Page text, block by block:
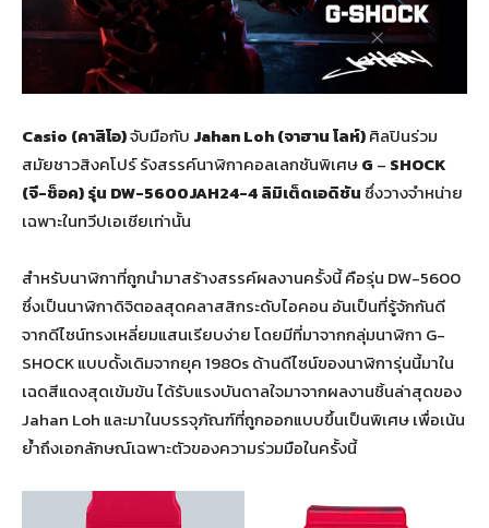
Casio (คาสิโอ)จับมือกับ Jahan Loh(จาฮาน โลห์)ศิลปินร่วม
สมัยชาวสิงคโปร์ รังสรรค์นาฬิกาคอลเลกชันพิเศษG – SHOCK
(จี-ช็อค) รุ่น DW-5600JAH24-4ลิมิเต็ดเอดิชัน ซึ่งวางจำหน่าย
เฉพาะในทวีปเอเชียเท่านั้น
สำหรับนาฬิกาที่ถูกนำมาสร้างสรรค์ผลงานครั้งนี้ คือรุ่น DW-5600
ซึ่งเป็นนาฬิกาดิจิตอลสุดคลาสสิกระดับไอคอน อันเป็นที่รู้จักกันดี
จากดีไซน์ทรงเหลี่ยมแสนเรียบง่าย โดยมีที่มาจากกลุ่มนาฬิกา G-
SHOCKแบบดั้งเดิมจากยุค 1980sด้านดีไซน์ของนาฬิการุ่นนี้มาใน
เฉดสีแดงสุดเข้มข้น ได้รับแรงบันดาลใจมาจากผลงานชิ้นล่าสุดของ
Jahan Loh และมาในบรรจุภัณฑ์ที่ถูกออกแบบขึ้นเป็นพิเศษ เพื่อเน้น
ย้ำถึงเอกลักษณ์เฉพาะตัวของความร่วมมือในครั้งนี้